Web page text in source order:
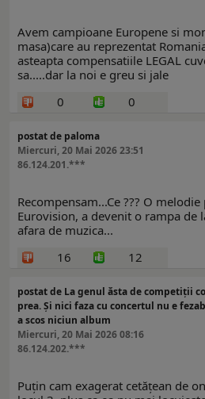
Avem campioane Europene si
masa)care au reprezentat
asteapta compensatiile LEGAL
sa.....dar la noi e greu si jale
0
0
postat de paloma
Miercuri, 20 Mai 2026 23:51
86.124.201.***
Recompensam...Ce ??? O
Eurovision, a devenit o rampa de
afara de muzica...
16
12
postat de La genul ăsta de competiții
prea. Și nici faza cu concertul nu e
a scos niciun album
Miercuri, 20 Mai 2026 08:16
86.124.202.***
Puțin cam exagerat cetățean de